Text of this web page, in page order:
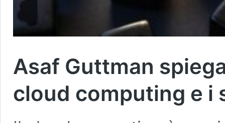
Asaf Guttman
cloud computing e i